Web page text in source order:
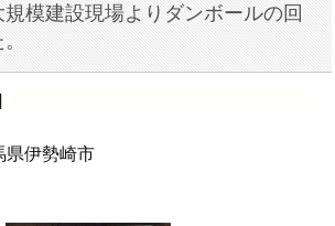
模建設現場よりダンボールの回
県伊勢崎市